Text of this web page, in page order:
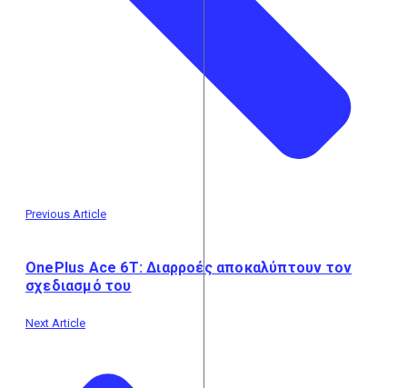
Previous Article
OnePlus Ace 6T: Διαρροές αποκαλύπτουν τον
σχεδιασμό του
Next Article